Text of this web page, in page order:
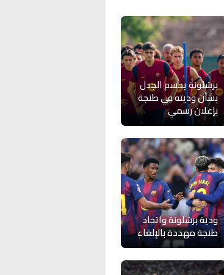
برشلونة يحسم الجدل
بشأن وديته في طنجة
بإعلان رسمي
ودية برشلونة واتحاد
طنجة مهددة بالإلغاء